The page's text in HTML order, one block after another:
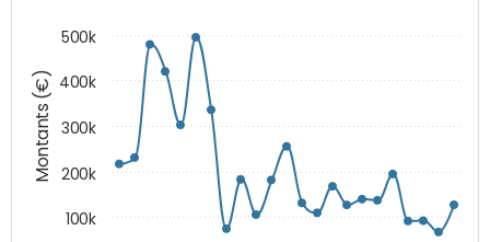
Montants (€)
100k
200k
300k
400k
500k